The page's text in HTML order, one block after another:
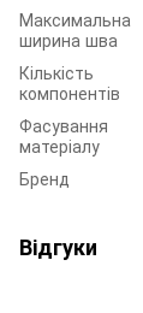
Максимальна
ширина шва
Кількість
компонентів
Фасування
матеріалу
Бренд
Відгуки